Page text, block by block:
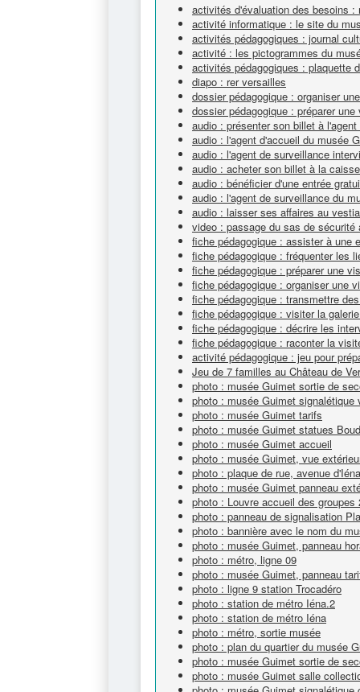
activités d'évaluation des besoins :
activité informatique : le site du
activités pédagogiques : journal
activité : les pictogrammes du
activités pédagogiques : plaquette
diapo : rer versailles
dossier pédagogique : organiser
dossier pédagogique : préparer
audio : présenter son billet à
audio : l'agent d'accueil du musée
audio : l'agent de surveillance
audio : acheter son billet à la
audio : bénéficier d'une entrée
audio : l'agent de surveillance du
audio : laisser ses affaires au
video : passage du sas de sécurité
fiche pédagogique : assister à une
fiche pédagogique : fréquenter les
fiche pédagogique : préparer une
fiche pédagogique : organiser une
fiche pédagogique : transmettre
fiche pédagogique : visiter la
fiche pédagogique : décrire les
fiche pédagogique : raconter la
activité pédagogique : jeu pour
Jeu de 7 familles au Château de
photo : musée Guimet sortie de
photo : musée Guimet signalétique
photo : musée Guimet tarifs
photo : musée Guimet statues
photo : musée Guimet accueil
photo : musée Guimet, vue
photo : plaque de rue, avenue d'Iéna
photo : musée Guimet panneau
photo : Louvre accueil des groupes
photo : panneau de signalisation
photo : bannière avec le nom du
photo : musée Guimet, panneau
photo : métro, ligne 09
photo : musée Guimet, panneau
photo : ligne 9 station Trocadéro
photo : station de métro Iéna.2
photo : station de métro Iéna
photo : métro, sortie musée
photo : plan du quartier du musée
photo : musée Guimet sortie de
photo : musée Guimet salle